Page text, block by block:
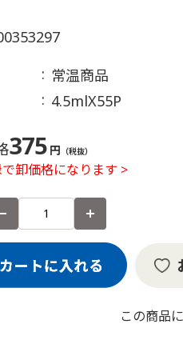
常温商品
4.5mlX55P
375 円 （税抜）
卸価格になります >
この商品